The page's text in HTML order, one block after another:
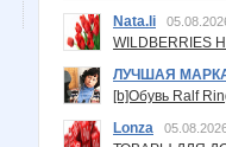
Nata.li
ЛУЧШАЯ
[b]Обувь Ralf
Lonza